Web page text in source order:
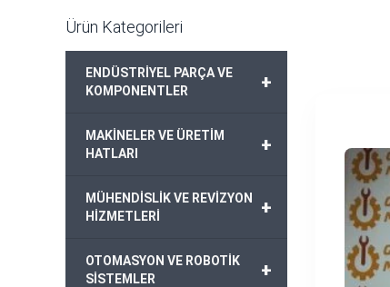
Ürün Kategorileri
+
ENDÜSTRİYEL PARÇA VE
KOMPONENTLER
+
MAKİNELER VE ÜRETİM
HATLARI
+
MÜHENDİSLİK VE REVİZYON
HİZMETLERİ
+
OTOMASYON VE ROBOTİK
SİSTEMLER